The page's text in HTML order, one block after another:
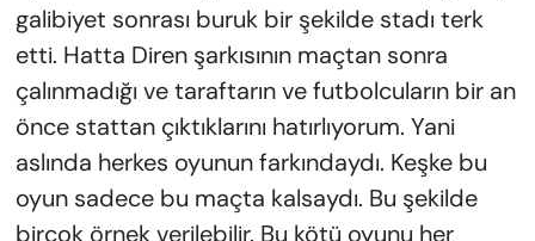
galibiyet sonrası buruk bir şekilde stadı terk
etti. Hatta Diren şarkısının maçtan sonra
çalınmadığı ve taraftarın ve futbolcuların bir an
önce stattan çıktıklarını hatırlıyorum. Yani
aslında herkes oyunun farkındaydı. Keşke bu
oyun sadece bu maçta kalsaydı. Bu şekilde
birçok örnek verilebilir. Bu kötü oyunu her